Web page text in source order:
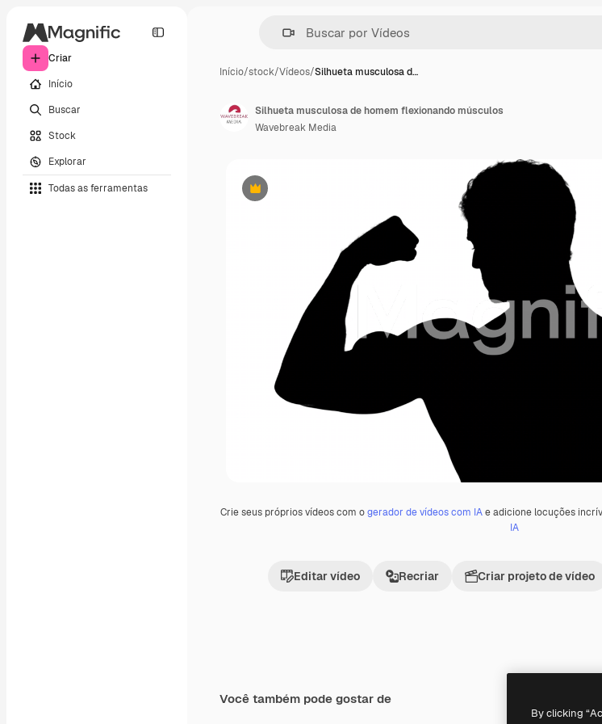
Criar
Início
Buscar
Stock
Explorar
Todas as ferramentas
Início/stock/Vídeos/Silhueta musculosa d…
Premium
Crie seus próprios vídeos com ogerador de vídeos com IAe adicione locuções
IA
Editar vídeo Recriar Criar projeto de vídeo
Silhueta musculosa de homem flexionando músculos
Wavebreak Media
Você também pode gostar de
By clicking